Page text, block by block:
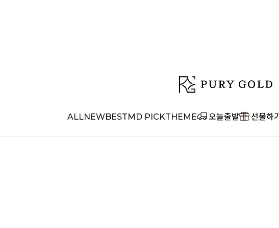
ALLNEWBESTMD PICKTHEME 오늘출발 선물하기